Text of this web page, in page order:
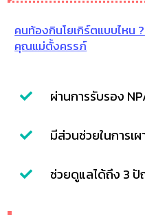
คนท้องกินโยเกิร์ตแบบไหน
คุณแม่ตั้งครรภ์
ผ่านการรับรอง
มีส่วนช่วยในการเ
ช่วยดูแลได้ถึง 3